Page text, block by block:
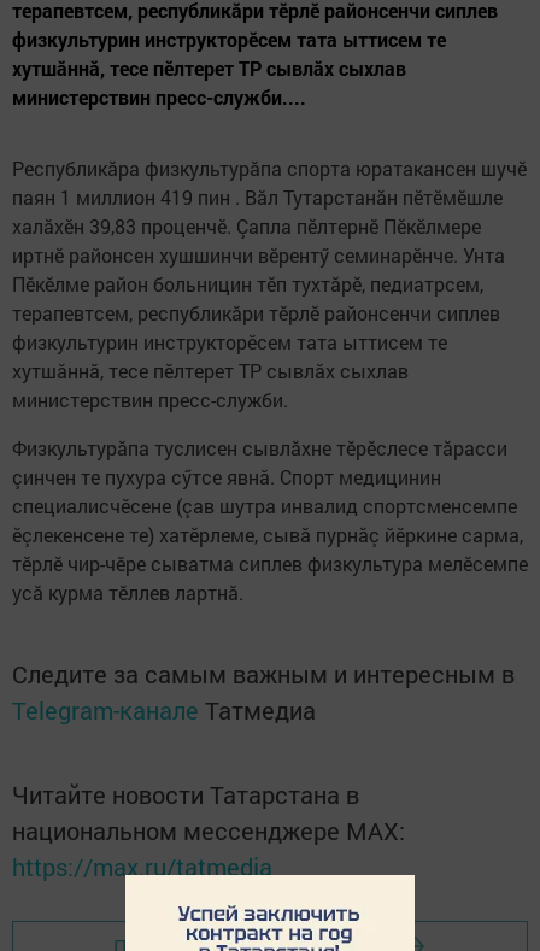
терапевтсем, республикăри тӗрлӗ районсенчи сиплев
физкультурин инструкторӗсем тата ыттисем те
хутшăннă, тесе пӗлтерет ТР сывлăх сыхлав
министерствин пресс-служби....
Республикăра физкультурăпа спорта юратакансен шучӗ
паян 1 миллион 419 пин . Вăл Тутарстанăн пӗтӗмӗшле
халăхӗн 39,83 проценчӗ. Çапла пӗлтернӗ Пӗкӗлмере
иртнӗ районсен хушшинчи вӗрентӳ семинарӗнче. Унта
Пӗкӗлме район больницин тӗп тухтăрӗ, педиатрсем,
терапевтсем, республикăри тӗрлӗ районсенчи сиплев
физкультурин инструкторӗсем тата ыттисем те
хутшăннă, тесе пӗлтерет ТР сывлăх сыхлав
министерствин пресс-служби.
Физкультурăпа туслисен сывлăхне тӗрӗслесе тăрасси
çинчен те пухура сӳтсе явнă. Спорт медицинин
специалисчӗсене (çав шутра инвалид спортсменсемпе
ӗçлекенсене те) хатӗрлеме, сывă пурнăç йӗркине сарма,
тӗрлӗ чир-чӗре сыватма сиплев физкультура мелӗсемпе
усă курма тӗллев лартнă.
Следите за самым важным и интересным в
Telegram-канале Татмедиа
Читайте новости Татарстана в
национальном мессенджере MАХ:
https://max.ru/tatmedia